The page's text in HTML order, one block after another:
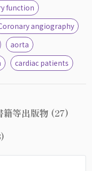
function
angiography
aorta
cardiac patients
籍等出版物 (27)